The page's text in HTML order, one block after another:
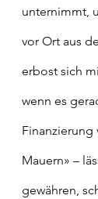
unternimmt,
vor Ort aus
erbost sich
wenn es
Finanzierung
Mauern» –
gewähren,